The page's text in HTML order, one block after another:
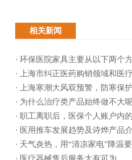
相关新闻
· 环保医院家具主要从以下两个
· 上海市纠正医药购销领域和医
· 上海寒潮大风双预警，防寒保
· 为什么治疗类产品始终做不大
· 职工离职后，医保个人账户内
· 医用推车发展趋势及诗烨产品
· 天气炎热，用“清凉家电”降温
· 医疗器械售后服务大有可为